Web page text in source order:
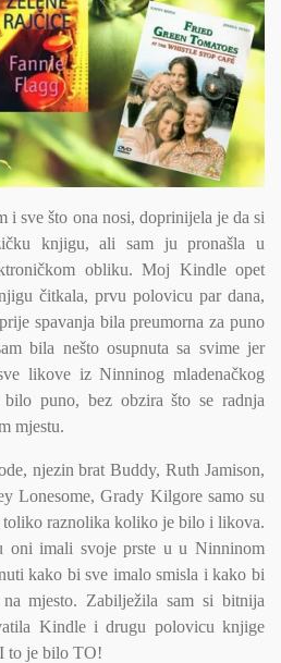
i sve što ona nosi, doprinijela je da si
knjigu, ali sam ju pronašla u
obliku. Moj Kindle opet
čitkala, prvu polovicu par dana,
spavanja bila preumorna za puno
bila nešto osupnuta sa svime jer
likove iz Ninninog mladenačkog
puno, bez obzira što se radnja
mjestu.
njezin brat Buddy, Ruth Jamison,
Lonesome, Grady Kilgore samo su
toliko raznolika koliko je bilo i likova.
imali svoje prste u u Ninninom
kako bi sve imalo smisla i kako bi
mjesto. Zabilježila sam si bitnija
Kindle i drugu polovicu knjige
to je bilo TO!